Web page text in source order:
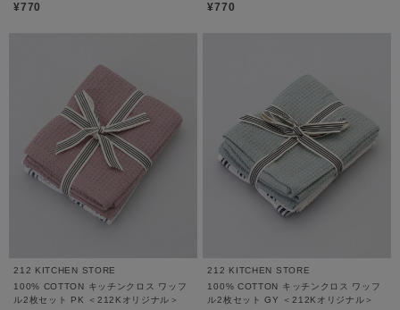
¥770 ¥770
212 KITCHEN STORE
100% COTTON キッチンクロス ワッフ
ル2枚セット PK ＜212Kオリジナル＞
212 KITCHEN STORE
100% COTTON キッチンクロス ワッフ
ル2枚セット GY ＜212Kオリジナル＞